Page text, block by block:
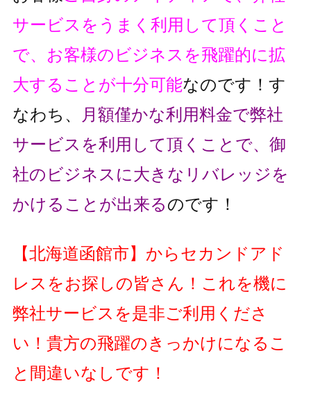
サービスをうまく利用して頂くこと
で、 お客様のビジネスを飛躍的に拡
大することが十分可能なのです！ す
なわち、
月額僅かな利用料金で弊社
サービスを利用して頂くことで、 御
社のビジネスに大きなリバレッジを
かけることが出来るのです！
【北海道函館市】 からセカンドアド
レスをお探しの皆さん！これを機に
弊社サービスを是非ご利用くださ
い！貴方の飛躍のきっかけになるこ
と間違いなしです！